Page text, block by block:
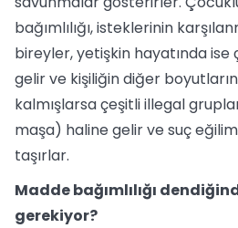
bağımlılığı, isteklerinin
bireyler, yetişkin hayatında ise
gelir ve kişiliğin diğer
kalmışlarsa çeşitli illegal
maşa) haline gelir ve suç
taşırlar.
Madde bağımlılığı
gerekiyor?